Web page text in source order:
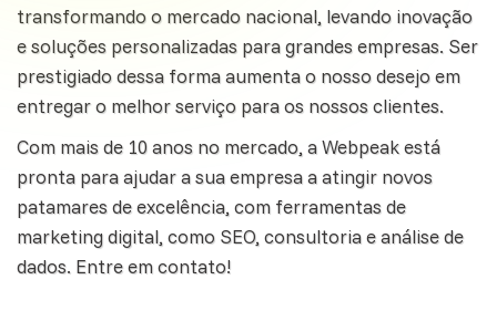
transformando o mercado nacional, levando inovação
e soluções personalizadas para grandes empresas. Ser
prestigiado dessa forma aumenta o nosso desejo em
entregar o melhor serviço para os nossos clientes.
Com mais de 10 anos no mercado, a Webpeak está
pronta para ajudar a sua empresa a atingir novos
patamares de excelência, com ferramentas de
marketing digital, como SEO, consultoria e análise de
dados. Entre em contato!